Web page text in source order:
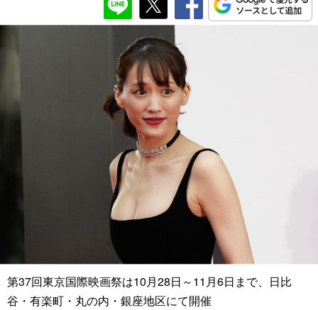
第37回東京国際映画祭は10月28日～11月6日まで、日比
谷・有楽町・丸の内・銀座地区にて開催